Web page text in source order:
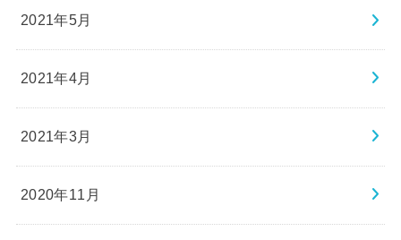
2021年5月
2021年4月
2021年3月
2020年11月